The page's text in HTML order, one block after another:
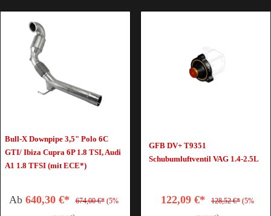
Bull-X Downpipe 3,5" Polo 6C
GTI/ Ibiza Cupra 6P 1.8 TSI, Audi
A1 1.8 TFSI (mit ECE*)
Ab 640,30 €* 674,00 €* (5%
GFB DV+ T9351
Schubumluftventil VAG 1.4-2.5L
122,09 €* 128,52 €* (5%